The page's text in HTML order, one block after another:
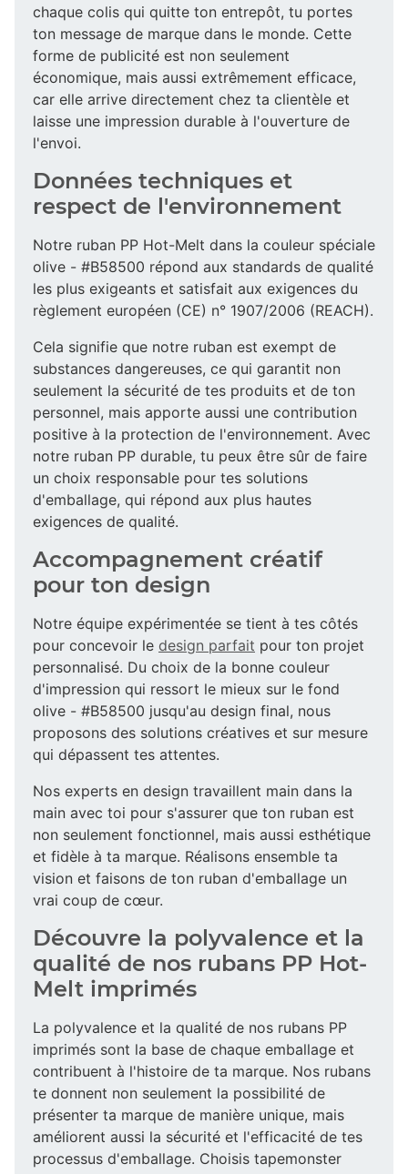
chaque colis qui quitte ton entrepôt, tu portes
ton message de marque dans le monde. Cette
forme de publicité est non seulement
économique, mais aussi extrêmement efficace,
car elle arrive directement chez ta clientèle et
laisse une impression durable à l'ouverture de
l'envoi.
Données techniques et
respect de l'environnement
Notre ruban PP Hot-Melt dans la couleur spéciale
olive - #B58500 répond aux standards de qualité
les plus exigeants et satisfait aux exigences du
règlement européen (CE) n° 1907/2006 (REACH).
Cela signifie que notre ruban est exempt de
substances dangereuses, ce qui garantit non
seulement la sécurité de tes produits et de ton
personnel, mais apporte aussi une contribution
positive à la protection de l'environnement. Avec
notre ruban PP durable, tu peux être sûr de faire
un choix responsable pour tes solutions
d'emballage, qui répond aux plus hautes
exigences de qualité.
Accompagnement créatif
pour ton design
Notre équipe expérimentée se tient à tes côtés
pour concevoir le design parfait pour ton projet
personnalisé. Du choix de la bonne couleur
d'impression qui ressort le mieux sur le fond
olive - #B58500 jusqu'au design final, nous
proposons des solutions créatives et sur mesure
qui dépassent tes attentes.
Nos experts en design travaillent main dans la
main avec toi pour s'assurer que ton ruban est
non seulement fonctionnel, mais aussi esthétique
et fidèle à ta marque. Réalisons ensemble ta
vision et faisons de ton ruban d'emballage un
vrai coup de cœur.
Découvre la polyvalence et la
qualité de nos rubans PP Hot-
Melt imprimés
La polyvalence et la qualité de nos rubans PP
imprimés sont la base de chaque emballage et
contribuent à l'histoire de ta marque. Nos rubans
te donnent non seulement la possibilité de
présenter ta marque de manière unique, mais
améliorent aussi la sécurité et l'efficacité de tes
processus d'emballage. Choisis tapemonster